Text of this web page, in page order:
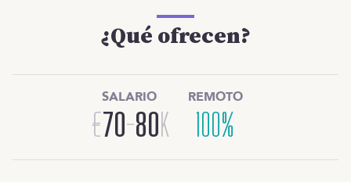
¿Qué ofrecen?
SALARIO
€70-80K
REMOTO
100%